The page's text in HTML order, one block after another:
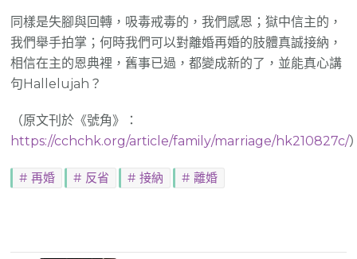
同樣是失腳與回轉，吸毒戒毒的，我們感恩；獄中信主的，
我們舉手拍掌；何時我們可以對離婚再婚的肢體真誠接納，
相信在主的恩典裡，舊事已過，都變成新的了，並能真心講
句Hallelujah？
（原文刊於《號角》：
https://cchchk.org/article/family/marriage/hk210827c/
再婚 反省 接納 離婚